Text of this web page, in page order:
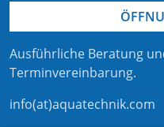
Ausführliche Beratung
Terminvereinbarung.
info(at)aquatechnik.com